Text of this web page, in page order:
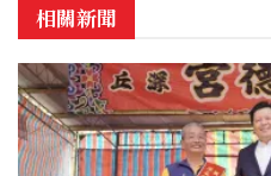
相關新聞